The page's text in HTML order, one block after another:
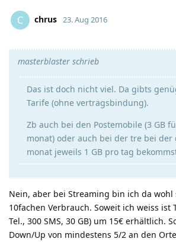
C chrus 23. Aug 2016
masterblaster schrieb
Das ist doch nicht viel. Da gibts
Tarife (ohne vertragsbindung).
Zb auch bei den Postemobile (3 GB
monat) oder auch bei der tre bei der
monat jeweils 1 GB pro tag
Nein, aber bei Streaming bin ich da wohl
10fachen Verbrauch. Soweit ich weiss ist
Tel., 300 SMS, 30 GB) um 15€ erhältlich.
Down/Up von mindestens 5/2 an den